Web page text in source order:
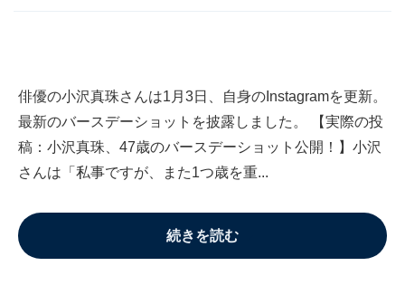
俳優の小沢真珠さんは1月3日、自身のInstagramを更新。
最新のバースデーショットを披露しました。 【実際の投
稿：小沢真珠、47歳のバースデーショット公開！】小沢
さんは「私事ですが、また1つ歳を重...
続きを読む